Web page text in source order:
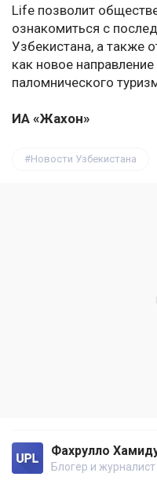
Life позволит
ознакомиться с
Узбекистана, а также
как новое
паломнического
ИА «Жахон»
Новости Узбекистана
Фахрулло
Блогер и журналист